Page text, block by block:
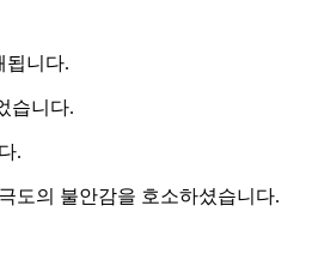
됩니다.
습니다.
.
도의 불안감을 호소하셨습니다.